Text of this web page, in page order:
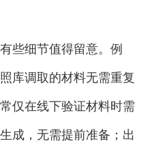
细节值得留意。例
库调取的材料无需重复
仅在线下验证材料时需
成，无需提前准备；出